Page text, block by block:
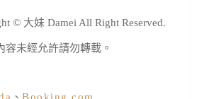
© 大妹 Damei All Right Reserved.
容未經允許請勿轉載。